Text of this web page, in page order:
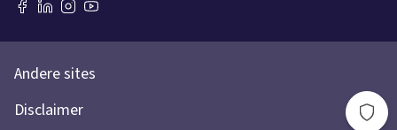
Andere sites
Disclaimer